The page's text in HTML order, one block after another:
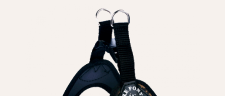
ВІД СПЕКИ
ВЛАСНЕ ВИРОБНИЦТВО
НОВИНКИ
АКЦІЇ
ДЛЯ КОТІВ